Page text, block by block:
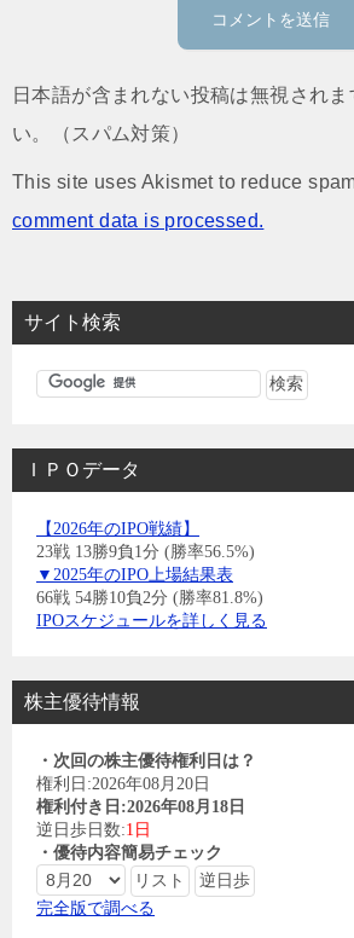
日本語が含まれない投稿は無視され
い。（スパム対策）
This site uses Akismet to reduce
comment data is processed.
サイト検索
ＩＰＯデータ
【2026年のIPO戦績】
23戦 13勝9負1分 (勝率56.5%)
▼2025年のIPO上場結果表
66戦 54勝10負2分 (勝率81.8%)
IPOスケジュールを詳しく見る
株主優待情報
・次回の株主優待権利日は？
権利日:2026年08月20日
権利付き日:2026年08月18日
逆日歩日数:1日
・優待内容簡易チェック
完全版で調べる